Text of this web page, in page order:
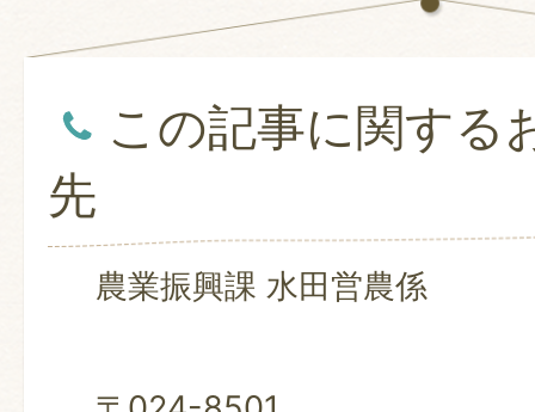
この記事に関する
先
農業振興課 水田営農係